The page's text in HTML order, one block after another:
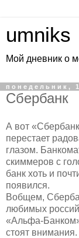
umniks
Мой дневник о
понедельник,
Сбербанк
А вот
перестает
глазом.
скиммеров с
банк хоть и
появился.
Вобщем,
любимых
«Альфа-
стоят внимания.